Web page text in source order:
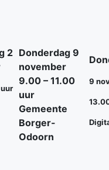
2 Donderdag 9
november
9.00 – 11.00
uur
Gemeente
Borger-
Odoorn
9